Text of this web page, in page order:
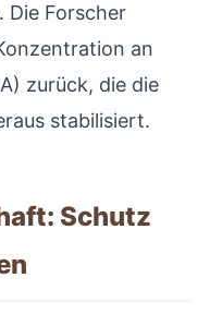
Die Forscher
an
zurück, die die
stabilisiert.
Schutz